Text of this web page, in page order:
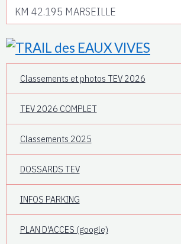
Classements et photos TEV 2026
TEV 2026 COMPLET
Classements 2025
DOSSARDS TEV
INFOS PARKING
PLAN D'ACCES (google)